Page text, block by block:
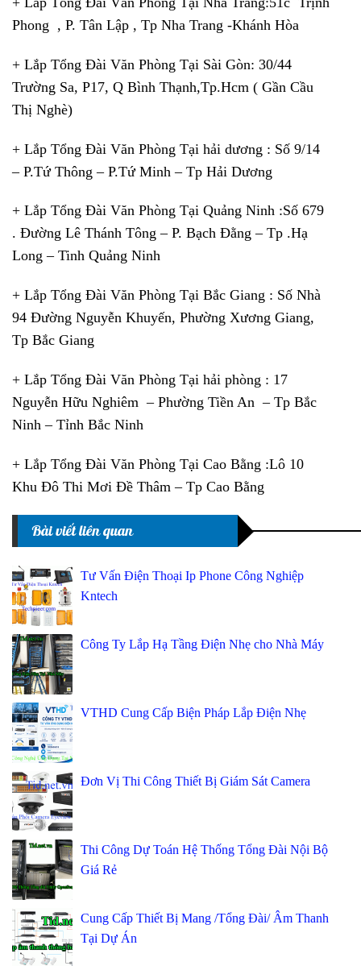
Phong , P. Tân Lập , Tp Nha Trang -Khánh Hòa
+ Lắp Tổng Đài Văn Phòng Tại Sài Gòn: 30/44
Trường Sa, P17, Q Bình Thạnh,Tp.Hcm ( Gần Cầu
Thị Nghè)
+ Lắp Tổng Đài Văn Phòng Tại hải dương : Số 9/14
– P.Tứ Thông – P.Tứ Minh – Tp Hải Dương
+ Lắp Tổng Đài Văn Phòng Tại Quảng Ninh :Số 679
. Đường Lê Thánh Tông – P. Bạch Đằng – Tp .Hạ
Long – Tinh Quảng Ninh
+ Lắp Tổng Đài Văn Phòng Tại Bắc Giang : Số Nhà
94 Đường Nguyễn Khuyến, Phường Xương Giang,
Tp Bắc Giang
+ Lắp Tổng Đài Văn Phòng Tại hải phòng : 17
Nguyễn Hữu Nghiêm – Phường Tiền An – Tp Bắc
Ninh – Tỉnh Bắc Ninh
+ Lắp Tổng Đài Văn Phòng Tại Cao Bằng :Lô 10
Khu Đô Thi Mơi Đề Thâm – Tp Cao Bằng
Bài viết liên quan
Tư Vấn Điện Thoại Ip Phone Công Nghiệp
Kntech
Công Ty Lắp Hạ Tầng Điện Nhẹ cho Nhà Máy
VTHD Cung Cấp Biện Pháp Lắp Điện Nhẹ
Đơn Vị Thi Công Thiết Bị Giám Sát Camera
Thi Công Dự Toán Hệ Thống Tổng Đài Nội Bộ
Giá Rẻ
Cung Cấp Thiết Bị Mang /Tổng Đài/ Âm Thanh
Tại Dự Án